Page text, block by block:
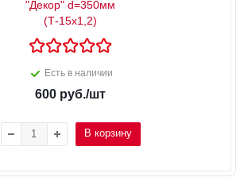
"Декор" d=350мм
(Т-15х1,2)
Есть в наличии
600 руб./шт
В корзину